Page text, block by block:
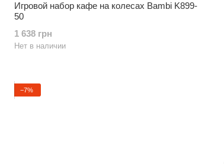
Игровой набор кафе на колесах Bambi K899-
50
1 638 грн
Нет в наличии
−7%